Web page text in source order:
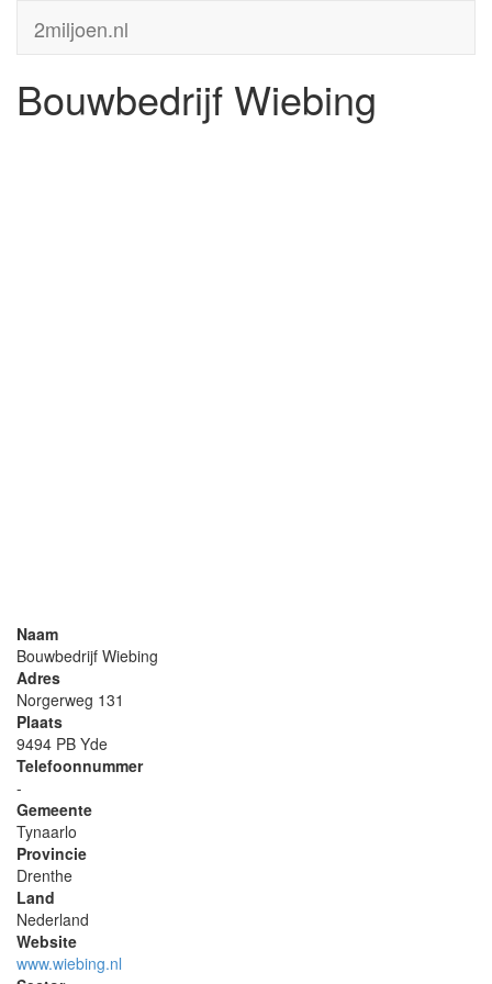
2miljoen.nl
Bouwbedrijf Wiebing
Naam
Bouwbedrijf Wiebing
Adres
Norgerweg 131
Plaats
9494 PB Yde
Telefoonnummer
-
Gemeente
Tynaarlo
Provincie
Drenthe
Land
Nederland
Website
www.wiebing.nl